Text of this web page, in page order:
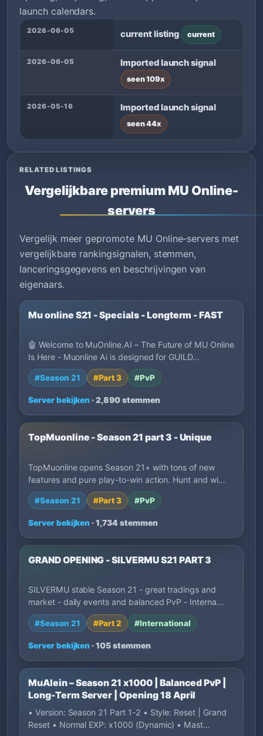
launch calendars.
2026-06-05 current listing current
2026-06-05 Imported launch signal
seen 109x
2026-05-16 Imported launch signal
seen 44x
RELATED LISTINGS
Vergelijkbare premium MU Online-
servers
Vergelijk meer gepromote MU Online-servers met
vergelijkbare rankingsignalen, stemmen,
lanceringsgegevens en beschrijvingen van
eigenaars.
Mu online S21 - Specials - Longterm - FAST
🤖 Welcome to MuOnline.AI – The Future of MU Online
Is Here - Muonline Ai is designed for GUILD…
#Season 21 #Part 3 #PvP
Server bekijken · 2,890 stemmen
TopMuonline - Season 21 part 3 - Unique
TopMuonline opens Season 21+ with tons of new
features and pure play-to-win action. Hunt and wi…
#Season 21 #Part 3 #PvP
Server bekijken · 1,734 stemmen
GRAND OPENING - SILVERMU S21 PART 3
SILVERMU stable Season 21 - great tradings and
market - daily events and balanced PvP - Interna…
#Season 21 #Part 2 #International
Server bekijken · 105 stemmen
MuAlein – Season 21 x1000 | Balanced PvP |
Long-Term Server | Opening 18 April
• Version: Season 21 Part 1-2 • Style: Reset | Grand
Reset • Normal EXP: x1000 (Dynamic) • Mast…